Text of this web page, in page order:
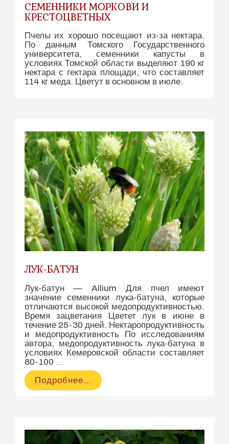
СЕМЕННИКИ МОРКОВИ И
КРЕСТОЦВЕТНЫХ
Пчелы их хорошо посещают из-за нектара.
По данным Томского Государственного
университета, семенники капусты в
условиях Томской области выделяют 190 кг
нектара с гектара площади, что составляет
114 кг меда. Цветут в основном в июле.
ЛУК-БАТУН
Лук-батун — Allium Для пчел имеют
значение семенники лука-батуна, которые
отличаются высокой медопродуктивностью.
Время зацветания Цветет лук в июне в
течение 25-30 дней. Нектаропродуктивность
и медопродуктивность По исследованиям
автора, медопродуктивность лука-батуна в
условиях Кемеровской области составляет
80-100 …
Лук-
батун
Подробнее…